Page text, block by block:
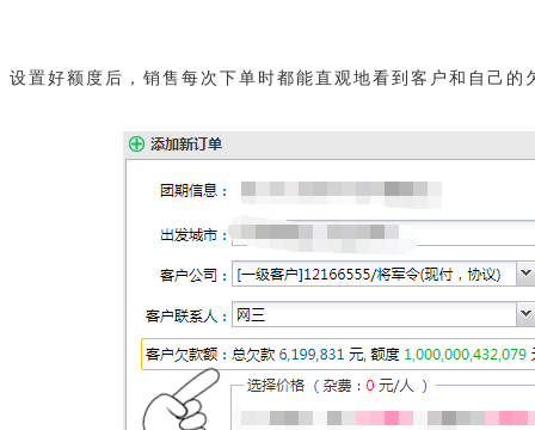
设置好额度后，销售每次下单时都能直观地看到客户和自己